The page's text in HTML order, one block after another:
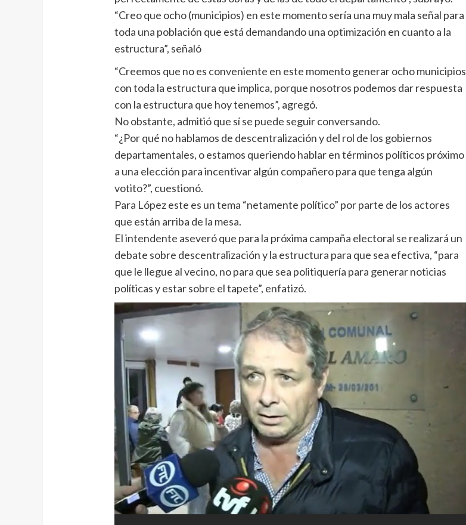
“Creo que ocho (municipios) en este momento sería una muy mala señal para
toda una población que está demandando una optimización en cuanto a la
estructura”, señaló
“Creemos que no es conveniente en este momento generar ocho municipios
con toda la estructura que implica, porque nosotros podemos dar respuesta
con la estructura que hoy tenemos”, agregó.
No obstante, admitió que sí se puede seguir conversando.
“¿Por qué no hablamos de descentralización y del rol de los gobiernos
departamentales, o estamos queriendo hablar en términos políticos próximo
a una elección para incentivar algún compañero para que tenga algún
votito?”, cuestionó.
Para López este es un tema “netamente político” por parte de los actores
que están arriba de la mesa.
El intendente aseveró que para la próxima campaña electoral se realizará un
debate sobre descentralización y la estructura para que sea efectiva, “para
que le llegue al vecino, no para que sea politiquería para generar noticias
políticas y estar sobre el tapete”, enfatizó.